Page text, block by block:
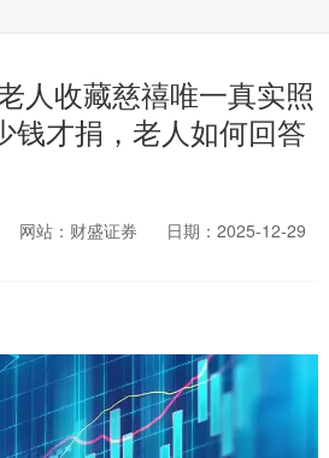
人收藏慈禧唯一真实照
钱才捐，老人如何回答
网站：财盛证券
日期：2025-12-29